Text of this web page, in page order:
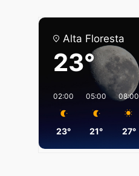
Alta Floresta
23°
02:00
23°
05:00
21°
08:00
27°